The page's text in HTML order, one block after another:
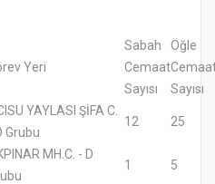
Yeri
Sabah
Cemaat
Sayısı
Öğle
Sayısı
YAYLASI ŞİFA C.
Grubu
12 25
MH.C. - D
1 5